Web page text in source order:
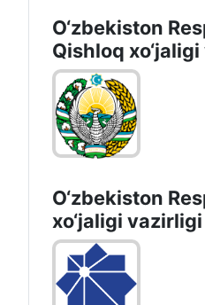
O‘zbekiston
Qishloq
O‘zbekiston
хo‘jaligi vazirligi